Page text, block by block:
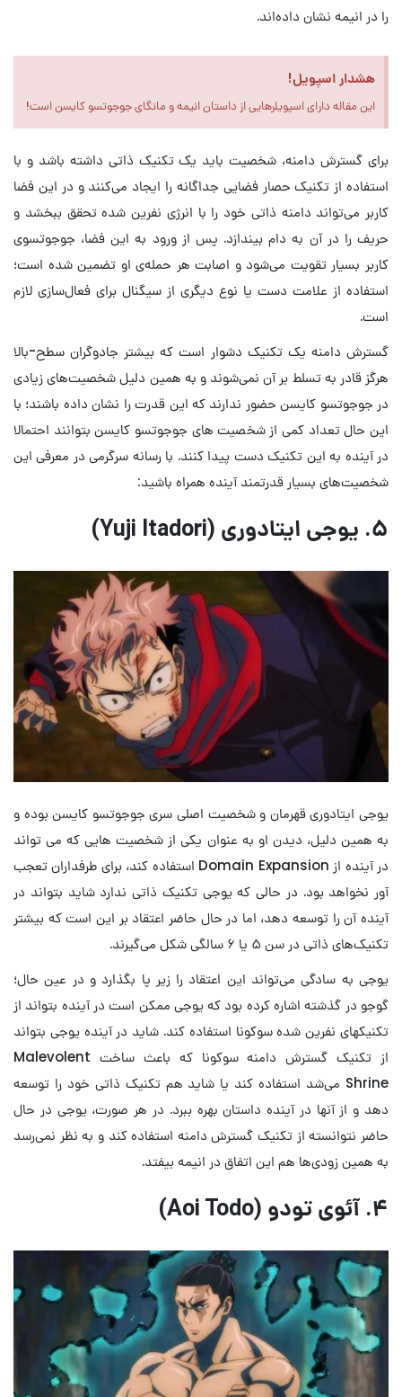
را در انیمه نشان داده‌اند.
هشدار اسپویل!
این مقاله دارای اسپویلرهایی از داستان انیمه و مانگای جوجوتسو کایسن است!
برای گسترش دامنه، شخصیت باید یک تکنیک ذاتی داشته باشد و با
استفاده از تکنیک حصار فضایی جداگانه را ایجاد می‌کنند و در این فضا
کاربر می‌تواند دامنه ذاتی خود را با انرژی نفرین شده تحقق ببخشد و
حریف را در آن به دام بیندازد. پس از ورود به این فضا، جوجوتسوی
کاربر بسیار تقویت می‌شود و اصابت هر حمله‌ی او تضمین شده است؛
استفاده از علامت دست یا نوع دیگری از سیگنال برای فعال‌سازی لازم
است.
گسترش دامنه یک تکنیک دشوار است که بیشتر جادوگران سطح-بالا
هرگز قادر به تسلط بر آن نمی‌شوند و به همین دلیل شخصیت‌های زیادی
در جوجوتسو کایسن حضور ندارند که این قدرت را نشان داده باشند؛ با
این حال تعداد کمی از شخصیت های جوجوتسو کایسن بتوانند احتمالا
در آینده به این تکنیک دست پیدا کنند. با رسانه سرگرمی در معرفی این
شخصیت‌های بسیار قدرتمند آینده همراه باشید:
۵. یوجی ایتادوری (Yuji Itadori)
یوجی ایتادوری قهرمان و شخصیت اصلی سری جوجوتسو کایسن بوده و
به همین دلیل، دیدن او به عنوان یکی از شخصیت هایی که می تواند
در آینده از Domain Expansion استفاده کند، برای طرفداران تعجب
آور نخواهد بود. در حالی که یوجی تکنیک ذاتی ندارد شاید بتواند در
آینده آن را توسعه دهد، اما در حال حاضر اعتقاد بر این است که بیشتر
تکنیک‌های ذاتی در سن ۵ یا ۶ سالگی شکل می‌گیرند.
یوجی به سادگی می‌تواند این اعتقاد را زیر پا بگذارد و در عین حال؛
گوجو در گذشته اشاره کرده بود که یوجی ممکن است در آینده بتواند از
تکنیکهای نفرین شده سوکونا استفاده کند. شاید در آینده یوجی بتواند
از تکنیک گسترش دامنه سوکونا که باعث ساخت Malevolent
Shrine می‌شد استفاده کند یا شاید هم تکنیک ذاتی خود را توسعه
دهد و از آنها در آینده داستان بهره ببرد. در هر صورت، یوجی در حال
حاضر نتوانسته از تکنیک گسترش دامنه استفاده کند و به نظر نمی‌رسد
به همین زودی‌ها هم این اتفاق در انیمه بیفتد.
۴. آئوی تودو (Aoi Todo)